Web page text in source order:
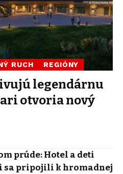
RUCH REGIÓNY
legendárnu
otvoria nový
prúde: Hotel a deti
sa pripojili k hromadnej